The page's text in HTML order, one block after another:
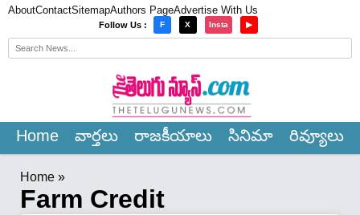
AboutContactSitemapAuthors PageAdvertise With Us
Follow Us : F X Insta ▶
Home వార్త‌లు రాజ‌కీయాలు సినిమా రివ్యూలు
Home »
Farm Credit